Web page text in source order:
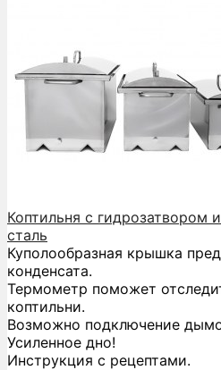
Коптильня с гидрозатвором
сталь
Куполообразная крышка
конденсата.
Термометр поможет
коптильни.
Возможно подключение
Усиленное дно!
Инструкция с рецептами.